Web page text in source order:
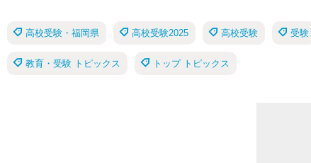
高校受験・福岡県 高校受験2025 高校受験 受験
教育・受験 トピックス トップ トピックス